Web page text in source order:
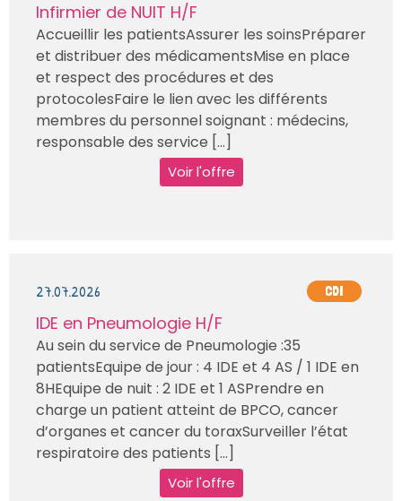
Infirmier de NUIT H/F
Accueillir les patientsAssurer les soinsPréparer
et distribuer des médicamentsMise en place
et respect des procédures et des
protocolesFaire le lien avec les différents
membres du personnel soignant : médecins,
responsable des service [...]
Voir l'offre
27.07.2026 CDI
IDE en Pneumologie H/F
Au sein du service de Pneumologie :35
patientsEquipe de jour : 4 IDE et 4 AS / 1 IDE en
8HEquipe de nuit : 2 IDE et 1 ASPrendre en
charge un patient atteint de BPCO, cancer
d’organes et cancer du toraxSurveiller l’état
respiratoire des patients [...]
Voir l'offre